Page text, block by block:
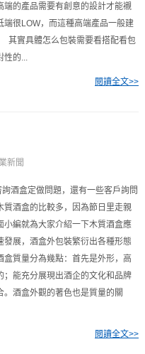
的產品需要有創意的設計才能襯
很LOW，而這種高端產品一般建
實具體怎么包裝需要看搭配看包
的...
閱讀全文>>
新聞
酒盒定做問題，還有一些客戶詢問
質酒盒的比較多，因為節日里走親
編就為大家介紹一下木質酒盒應
展，酒盒外包裝繁衍出各種形態
質量分為幾點：首先是外形，高
能充分展現出酒企的文化和品牌
酒盒外觀的著色也是質量的關
閱讀全文>>